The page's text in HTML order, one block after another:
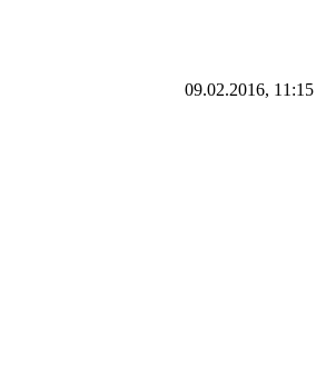
09.02.2016, 11:15